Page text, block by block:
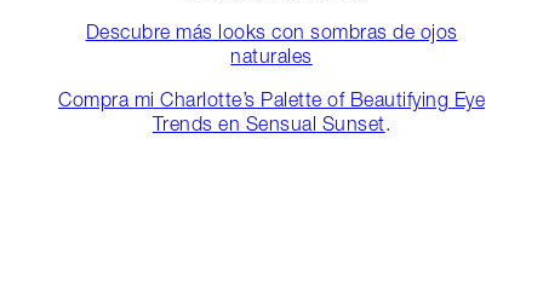
Descubre más looks con sombras de ojos
naturales
Compra mi Charlotte’s Palette of Beautifying Eye
Trends en Sensual Sunset